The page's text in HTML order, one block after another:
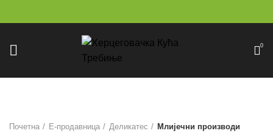
0
Почетна Е-продавница Деликатес Млијечни производи